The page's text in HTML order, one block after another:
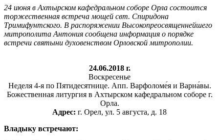
24 июня в Ахтырском кафедральном соборе Орла состоится
торжественная встреча мощей свт. Спиридона
Тримифунтского. В распоряжении Высокопреосвященнейшего
митрополита Антония сообщена информация о порядке
встречи святыни духовенством Орловской митрополии.
24.06.2018 г.
Воскресенье
Неделя 4-я по Пятидесятнице. Апп. Варфоломе́я и Варна́вы.
Божественная литургия в Ахтырском кафедральном соборе г.
Орла.
Адрес: г. Орел, ул. 5 августа, д. 18
Владыку встречают: